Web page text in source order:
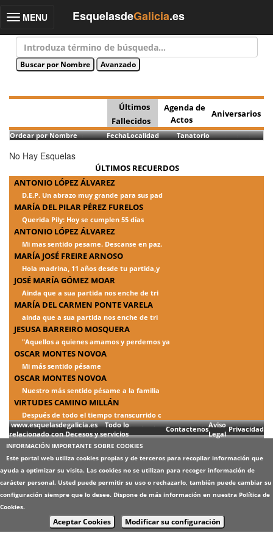
Toggle
MENU EsquelasdeGalicia.es
Últimos
Fallecidos
Agenda de
Actos
Aniversarios
Ordear por Nombre FechaLocalidad Tanatorio
No Hay Esquelas
ÚLTIMOS RECUERDOS
ANTONIO LÓPEZ ÁLVAREZ
D.E.P. Un abrazo muy grande para sus pad
MARÍA DEL PILAR PÉREZ FURELOS
Querida Pily: Hoy se cumplen 55 días
ANTONIO LÓPEZ ÁLVAREZ
Mi mas sentido pesame. Descanse en paz.
MARÍA JOSÉ FREIRE ARNOSO
Hola madrina, 11 años desde tu partida,y
JOSÉ MARÍA GÓMEZ MOAR
Ainda que a sua partida nos enche de tri
MARÍA DEL CARMEN PONTE VARELA
ainda que a sua partida nos enche de tri
JESUSA BARREIRO MOSQUERA
"Aquellos a quienes amamos y perdemos ya
OSCAR MONTES NOVOA
Mi más sentido pésame
OSCAR MONTES NOVOA
Nuestro más sentido pésame a la familia
VIRTUDES CAMINO MILLÁN
Después de todo el tiempo transcurrido c
www.esquelasdegalicia.es Todo lo
relacionado con Decesos y servicios
ContactenosAviso
Legal
Privacidad
INFORMACIÓN IMPORTANTE SOBRE COOKIES
Este portal web utiliza cookies propias y de terceros para recopilar información que
ayuda a optimizar su visita. Las cookies no se utilizan para recoger información de
carácter personal. Usted puede permitir su uso o rechazarlo, también puede cambiar su
configuración siempre que lo desee. Dispone de más información en nuestra Política de
Cookies.